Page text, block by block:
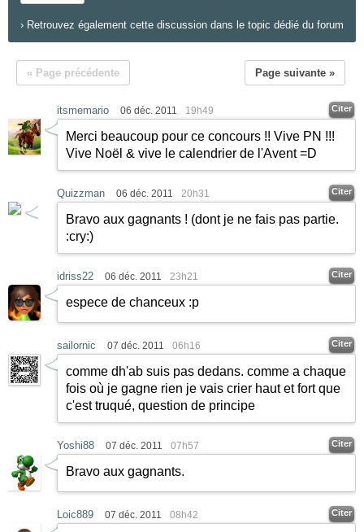
› Retrouvez également cette discussion dans le topic dédié du forum
« Page précédente Page suivante »
itsmemario 06 déc. 2011 19h49 Citer
Merci beaucoup pour ce concours !! Vive PN !!!
Vive Noël & vive le calendrier de l'Avent =D
Quizzman 06 déc. 2011 20h31 Citer
Bravo aux gagnants ! (dont je ne fais pas partie.
:cry:)
idriss22 06 déc. 2011 23h21 Citer
espece de chanceux :p
sailornic 07 déc. 2011 06h16 Citer
comme dh'ab suis pas dedans. comme a chaque
fois où je gagne rien je vais crier haut et fort que
c'est truqué, question de principe
Yoshi88 07 déc. 2011 07h57 Citer
Bravo aux gagnants.
Loic889 07 déc. 2011 08h42 Citer